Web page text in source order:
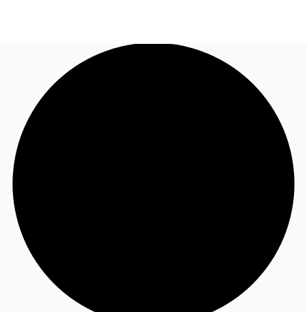
オフィス・事務所
倉庫・物流センター
お電話